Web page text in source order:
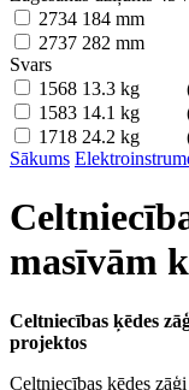
2734 184 mm
2737 282 mm
Svars
1568 13.3 kg
1583 14.1 kg
1718 24.2 kg
Sākums
masīvām
Celtniecības ķēdes
projektos
Celtniecības ķēdes